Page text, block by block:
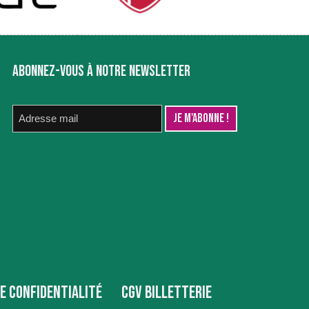
ABONNEZ-VOUS À NOTRE NEWSLETTER
CONFIDENTIALITÉ CGV BILLETTERIE